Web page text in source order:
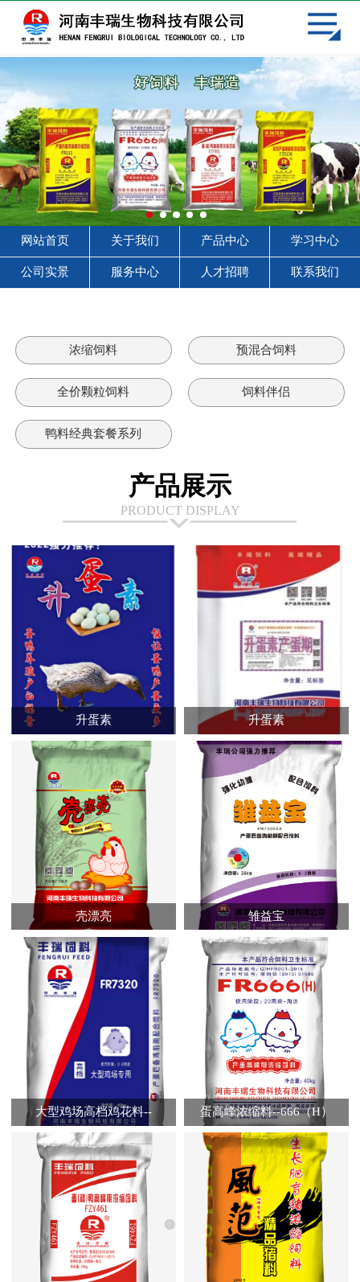
网站首页
关于我们
产品中心
学习中心
客户见证
服务中心
人才招聘
网站首页 关于我们 产品中心 学习中心
公司实景 服务中心 人才招聘 联系我们
浓缩饲料 预混合饲料
全价颗粒饲料 饲料伴侣
鸭料经典套餐系列
产品展示
PRODUCT DISPLAY
升蛋素 升蛋素
壳漂亮 雏益宝
大型鸡场高档鸡花料--
FR7320（A）
蛋高峰浓缩料--666（H）